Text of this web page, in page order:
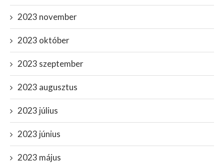
2023 november
2023 október
2023 szeptember
2023 augusztus
2023 július
2023 június
2023 május